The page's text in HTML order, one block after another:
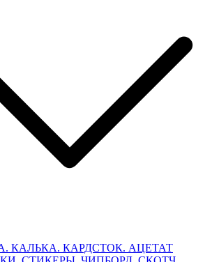
КАЛЬКА. КАРДСТОК. АЦЕТАТ